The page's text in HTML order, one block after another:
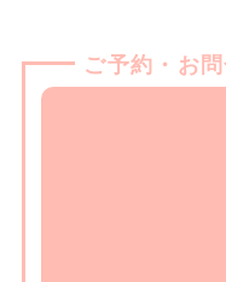
ご予約・お